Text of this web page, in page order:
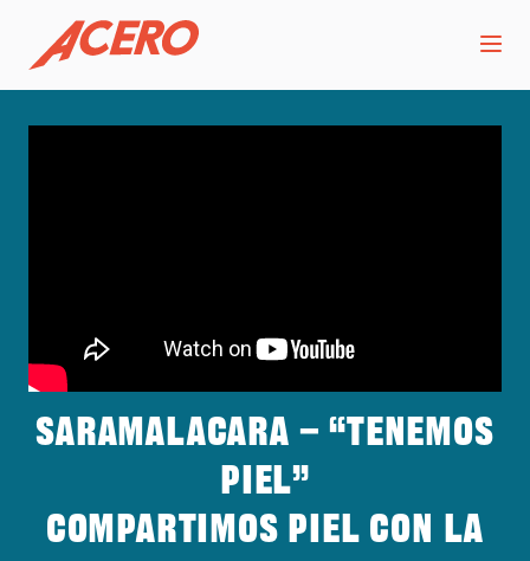
Saramalacara – “Tenemos
piel”
Compartimos piel con la